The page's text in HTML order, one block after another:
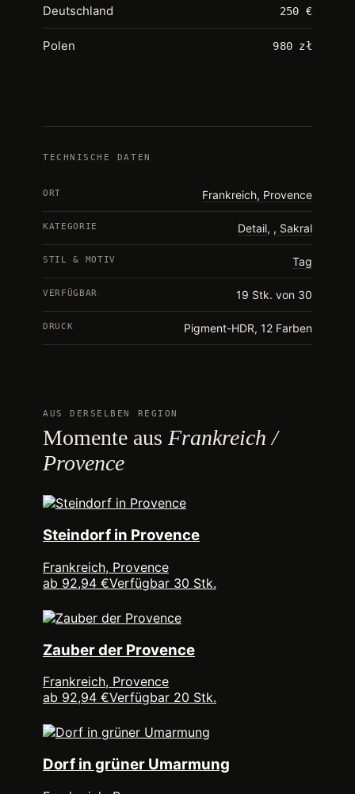
Deutschland 250 €
Polen 980 zł
TECHNISCHE DATEN
ORT Frankreich, Provence
KATEGORIE Detail, Sakral
STIL & MOTIV Tag
VERFÜGBAR 19 Stk. von 30
DRUCK Pigment-HDR, 12 Farben
AUS DERSELBEN REGION
Momente aus Frankreich /
Provence
Steindorf in Provence
Frankreich, Provence
ab 92,94 €Verfügbar 30 Stk.
Zauber der Provence
Frankreich, Provence
ab 92,94 €Verfügbar 20 Stk.
Dorf in grüner Umarmung